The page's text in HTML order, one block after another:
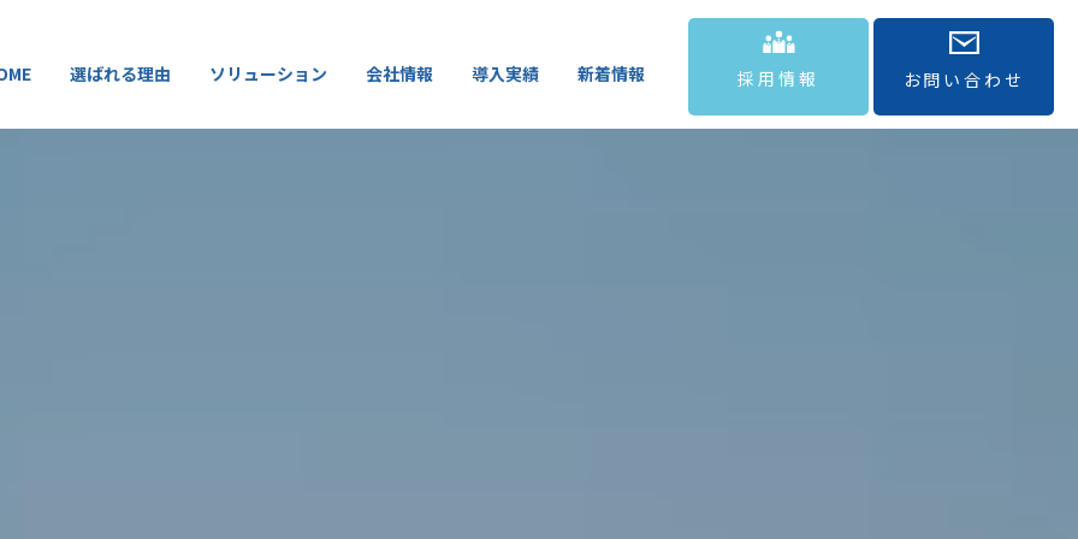
採用情報 お問い合わせ
選ばれる理由 ソリューション 会社情報 導入実績 新着情報